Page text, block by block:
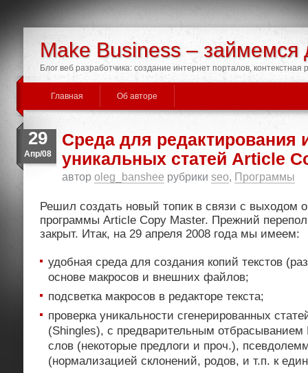
Make Business – займемся
Блог веб разработчика: создание интернет порталов,
Главная Об авторе
29
Апр/08
Среда для редактирования
уникальных статей Article
автор oleg_banshee рубрики seo, Программы
Решил создать новый топик в связи с выходом
программы Article Copy Master. Прежний
закрыт. Итак, на 29 апреля 2008 года мы имеем:
удобная среда для создания копий текстов
основе макросов и внешних файлов;
подсветка макросов в редакторе текста;
проверка уникальности сгенерированных
(Shingles), с предварительным отбрасыванием
слов (некоторые предлоги и проч.),
(нормализацией склонений, родов, и т.п. к